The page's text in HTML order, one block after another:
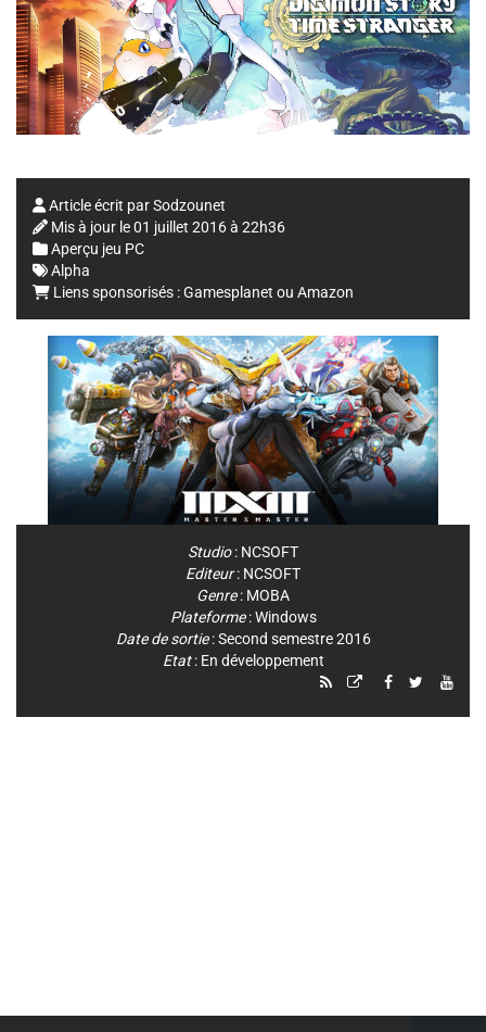
Article écrit parSodzounet
Mis à jour le01 juillet 2016 à 22h36
Aperçu jeu PC
Alpha
Liens sponsorisés :Gamesplanet ou Amazon
Studio: NCSOFT
Editeur: NCSOFT
Genre: MOBA
Plateforme:Windows
Date de sortie: Second semestre 2016
Etat: En développement